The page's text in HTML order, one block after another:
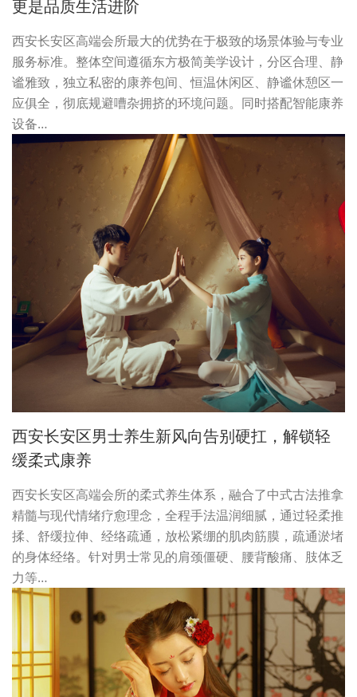
更是品质生活进阶
西安长安区高端会所最大的优势在于极致的场景体验与专业
服务标准。整体空间遵循东方极简美学设计，分区合理、静
谧雅致，独立私密的康养包间、恒温休闲区、静谧休憩区一
应俱全，彻底规避嘈杂拥挤的环境问题。同时搭配智能康养
设备…
西安长安区男士养生新风向告别硬扛，解锁轻
缓柔式康养
西安长安区高端会所的柔式养生体系，融合了中式古法推拿
精髓与现代情绪疗愈理念，全程手法温润细腻，通过轻柔推
揉、舒缓拉伸、经络疏通，放松紧绷的肌肉筋膜，疏通淤堵
的身体经络。针对男士常见的肩颈僵硬、腰背酸痛、肢体乏
力等…